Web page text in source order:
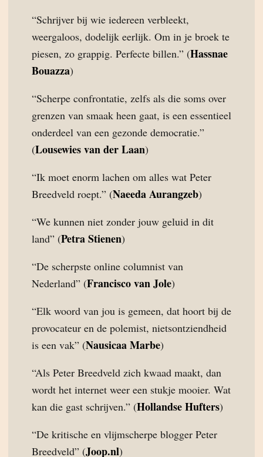
“Schrijver bij wie iedereen verbleekt,
weergaloos, dodelijk eerlijk. Om in je broek te
piesen, zo grappig. Perfecte billen.” (Hassnae
Bouazza)
“Scherpe confrontatie, zelfs als die soms over
grenzen van smaak heen gaat, is een essentieel
onderdeel van een gezonde democratie.”
(Lousewies van der Laan)
“Ik moet enorm lachen om alles wat Peter
Breedveld roept.” (Naeeda Aurangzeb)
“We kunnen niet zonder jouw geluid in dit
land” (Petra Stienen)
“De scherpste online columnist van
Nederland” (Francisco van Jole)
“Elk woord van jou is gemeen, dat hoort bij de
provocateur en de polemist, nietsontziendheid
is een vak” (Nausicaa Marbe)
“Als Peter Breedveld zich kwaad maakt, dan
wordt het internet weer een stukje mooier. Wat
kan die gast schrijven.” (Hollandse Hufters)
“De kritische en vlijmscherpe blogger Peter
Breedveld” (Joop.nl)